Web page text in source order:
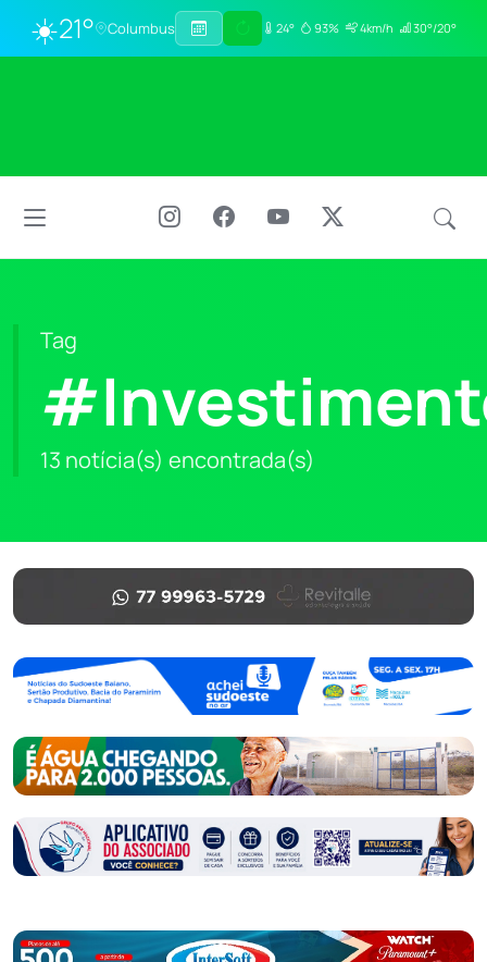
☀️21° Columbus 24° 93% 4km/h 30°/20°
Tag
13 notícia(s) encontrada(s)